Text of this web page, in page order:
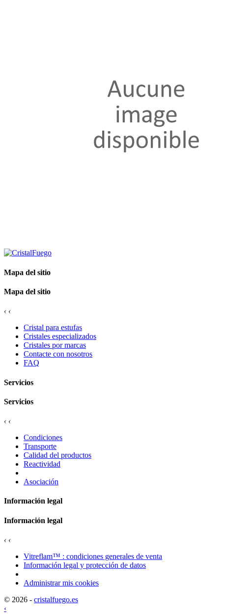
Mapa del sitio
Mapa del sitio
‹ ‹
Cristal para estufas
Cristales especializados
Cristales por marcas
Contacte con nosotros
FAQ
Servicios
Servicios
‹ ‹
Condiciones
Transporte
Calidad del productos
Reactividad
Asociación
Información legal
Información legal
‹ ‹
Vitreflam™ : condiciones generales de venta
Información legal y protección de datos
Administrar mis cookies
© 2026 - cristalfuego.es
‹